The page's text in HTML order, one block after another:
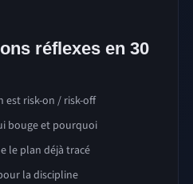
réflexes en 30
est risk-on / risk-off
bouge et pourquoi
le plan déjà tracé
la discipline